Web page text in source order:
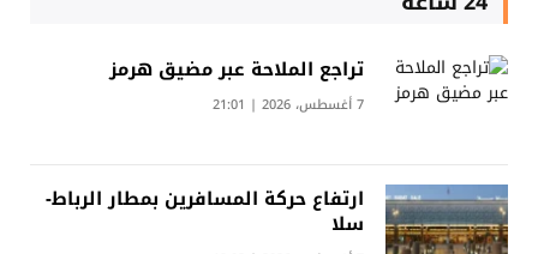
تراجع الملاحة عبر مضيق هرمز
7 أغسطس، 2026 | 21:01
ارتفاع حركة المسافرين بمطار الرباط-
سلا